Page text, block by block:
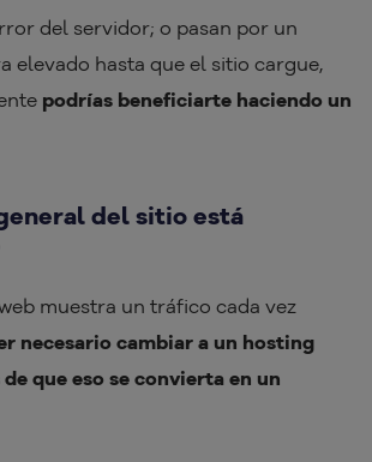
del servidor; o pasan por un
elevado hasta que el sitio cargue,
podrías beneficiarte haciendo un
del sitio está
muestra un tráfico cada vez
necesario cambiar a un hosting
que eso se convierta en un